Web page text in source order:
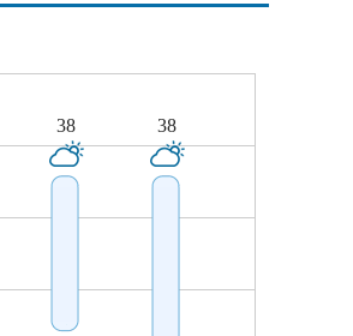
38 38